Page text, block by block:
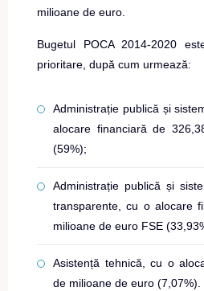
milioane de euro.
Bugetul POCA 2014-2020
prioritare, după cum urmează:
Administrație publică și
alocare financiară de
(59%);
Administrație publică și
transparente, cu o alocare
milioane de euro FSE
Asistență tehnică, cu o
de milioane de euro (7,07%).